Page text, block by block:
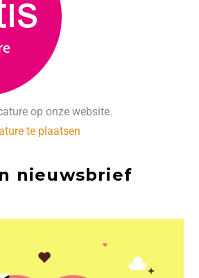
op onze website.
te plaatsen
nieuwsbrief